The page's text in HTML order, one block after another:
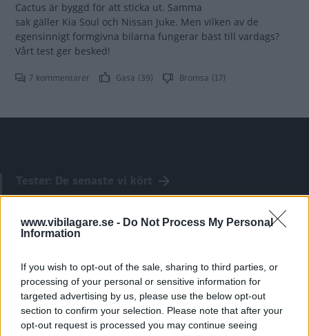
www.vibilagare.se - Do Not Process My Personal
Information
If you wish to opt-out of the sale, sharing to third parties, or
processing of your personal or sensitive information for
targeted advertising by us, please use the below opt-out
section to confirm your selection. Please note that after your
opt-out request is processed you may continue seeing
Cactus är byggd för att sticka ut. Samma
sak gäller Kia Soul och Nissan Juke. Men vilken av de
egensinnigt formgivna bilarna fungerar bäst till vardags?
Vårt test ger besked!
7 kommentarer Gasa (39) Bromsa (17)